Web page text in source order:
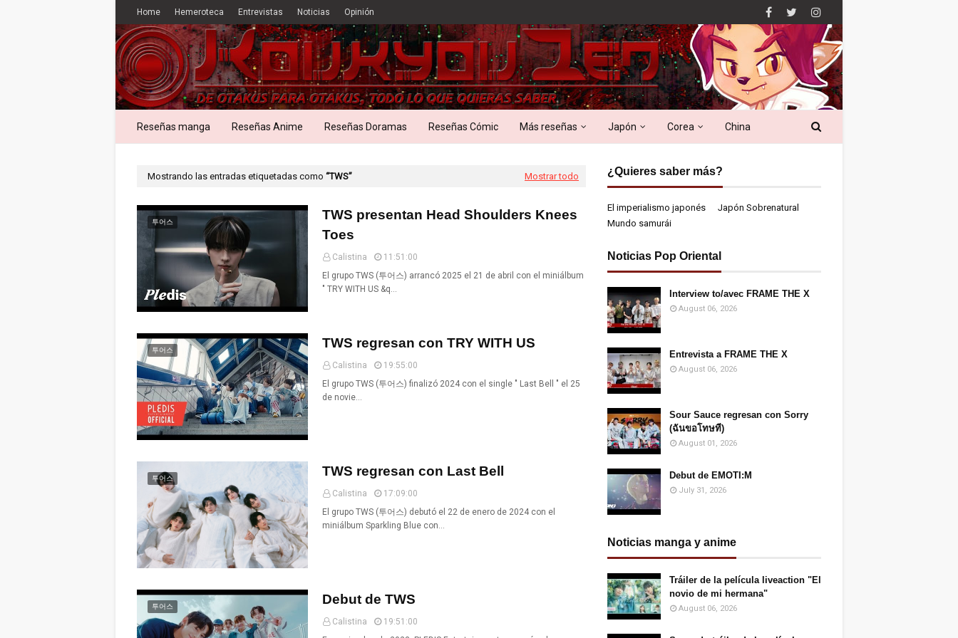
Home Hemeroteca Entrevistas Noticias Opinión
Reseñas manga Reseñas Anime Reseñas Doramas Reseñas Cómic Más reseñas Japón Corea China
Mostrando las entradas etiquetadas como TWS Mostrar todo
투어스
TWS presentan Head Shoulders Knees
Toes
Calistina
11:51:00
El grupo TWS (투어스) arrancó 2025 el 21 de abril con el miniálbum
" TRY WITH US &q…
투어스 TWS regresan con TRY WITH US
Calistina
19:55:00
El grupo TWS (투어스) finalizó 2024 con el single " Last Bell " el 25
de novie…
투어스 TWS regresan con Last Bell
Calistina
17:09:00
El grupo TWS (투어스) debutó el 22 de enero de 2024 con el
miniálbum Sparkling Blue con…
투어스 Debut de TWS
Calistina
19:51:00
¿Quieres saber más?
El imperialismo japonés
Japón Sobrenatural
Mundo samurái
Noticias Pop Oriental
Interview to/avec FRAME THE X
August 06, 2026
Entrevista a FRAME THE X
August 06, 2026
Sour Sauce regresan con Sorry
(ฉันขอโทษที)
August 01, 2026
Debut de EMOTI:M
July 31, 2026
Noticias manga y anime
Tráiler de la película liveaction "El
novio de mi hermana"
August 06, 2026